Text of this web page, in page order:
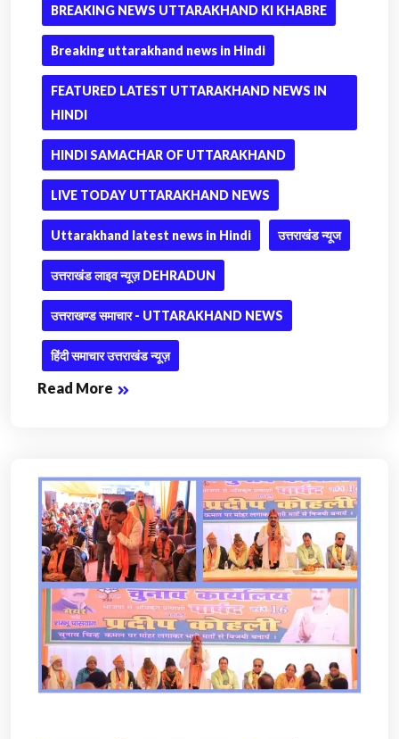
BREAKING NEWS UTTARAKHAND KI KHABRE
Breaking uttarakhand news in Hindi
FEATURED LATEST UTTARAKHAND NEWS IN
HINDI
HINDI SAMACHAR OF UTTARAKHAND
LIVE TODAY UTTARAKHAND NEWS
Uttarakhand latest news in Hindi उत्तराखंड न्यूज
उत्तराखंड लाइव न्यूज़ DEHRADUN
उत्तराखण्ड समाचार - UTTARAKHAND NEWS
हिंदी समाचार उत्तराखंड न्यूज़
Read More